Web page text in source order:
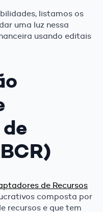
listamos os
uma luz nessa
usando editais
de Recursos
composta por
recursos e que tem